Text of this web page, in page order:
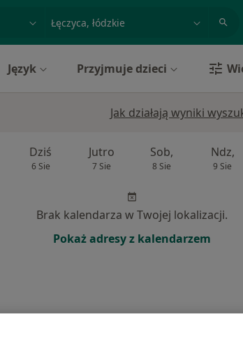
miasto lub dzielnica
Język Przyjmuje dzieci
Jak działają wyniki
Dziś
6 Sie
Jutro
7 Sie
Sob,
8 Sie
Ndz,
9 Sie
Brak kalendarza w Twojej lokalizacji.
Pokaż adresy z kalendarzem